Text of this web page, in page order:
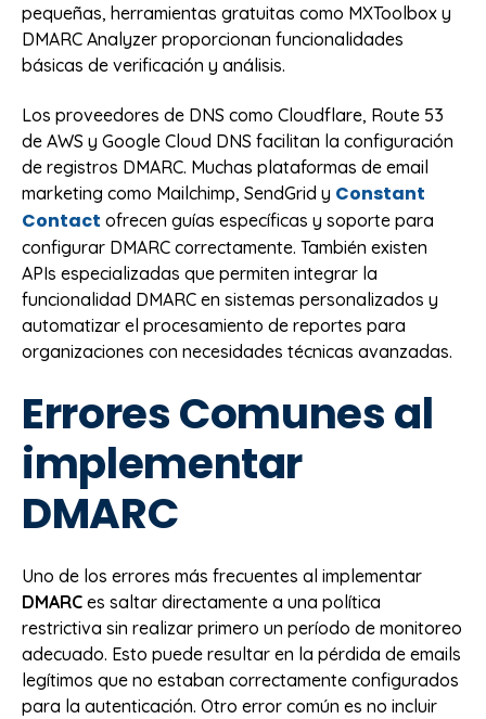
pequeñas, herramientas gratuitas como MXToolbox y
DMARC Analyzer proporcionan funcionalidades
básicas de verificación y análisis.
Los proveedores de DNS como Cloudflare, Route 53
de AWS y Google Cloud DNS facilitan la configuración
de registros DMARC. Muchas plataformas de email
marketing como Mailchimp, SendGrid y Constant
Contact ofrecen guías específicas y soporte para
configurar DMARC correctamente. También existen
APIs especializadas que permiten integrar la
funcionalidad DMARC en sistemas personalizados y
automatizar el procesamiento de reportes para
organizaciones con necesidades técnicas avanzadas.
Errores Comunes al
implementar
DMARC
Uno de los errores más frecuentes al implementar
DMARC es saltar directamente a una política
restrictiva sin realizar primero un período de monitoreo
adecuado. Esto puede resultar en la pérdida de emails
legítimos que no estaban correctamente configurados
para la autenticación. Otro error común es no incluir